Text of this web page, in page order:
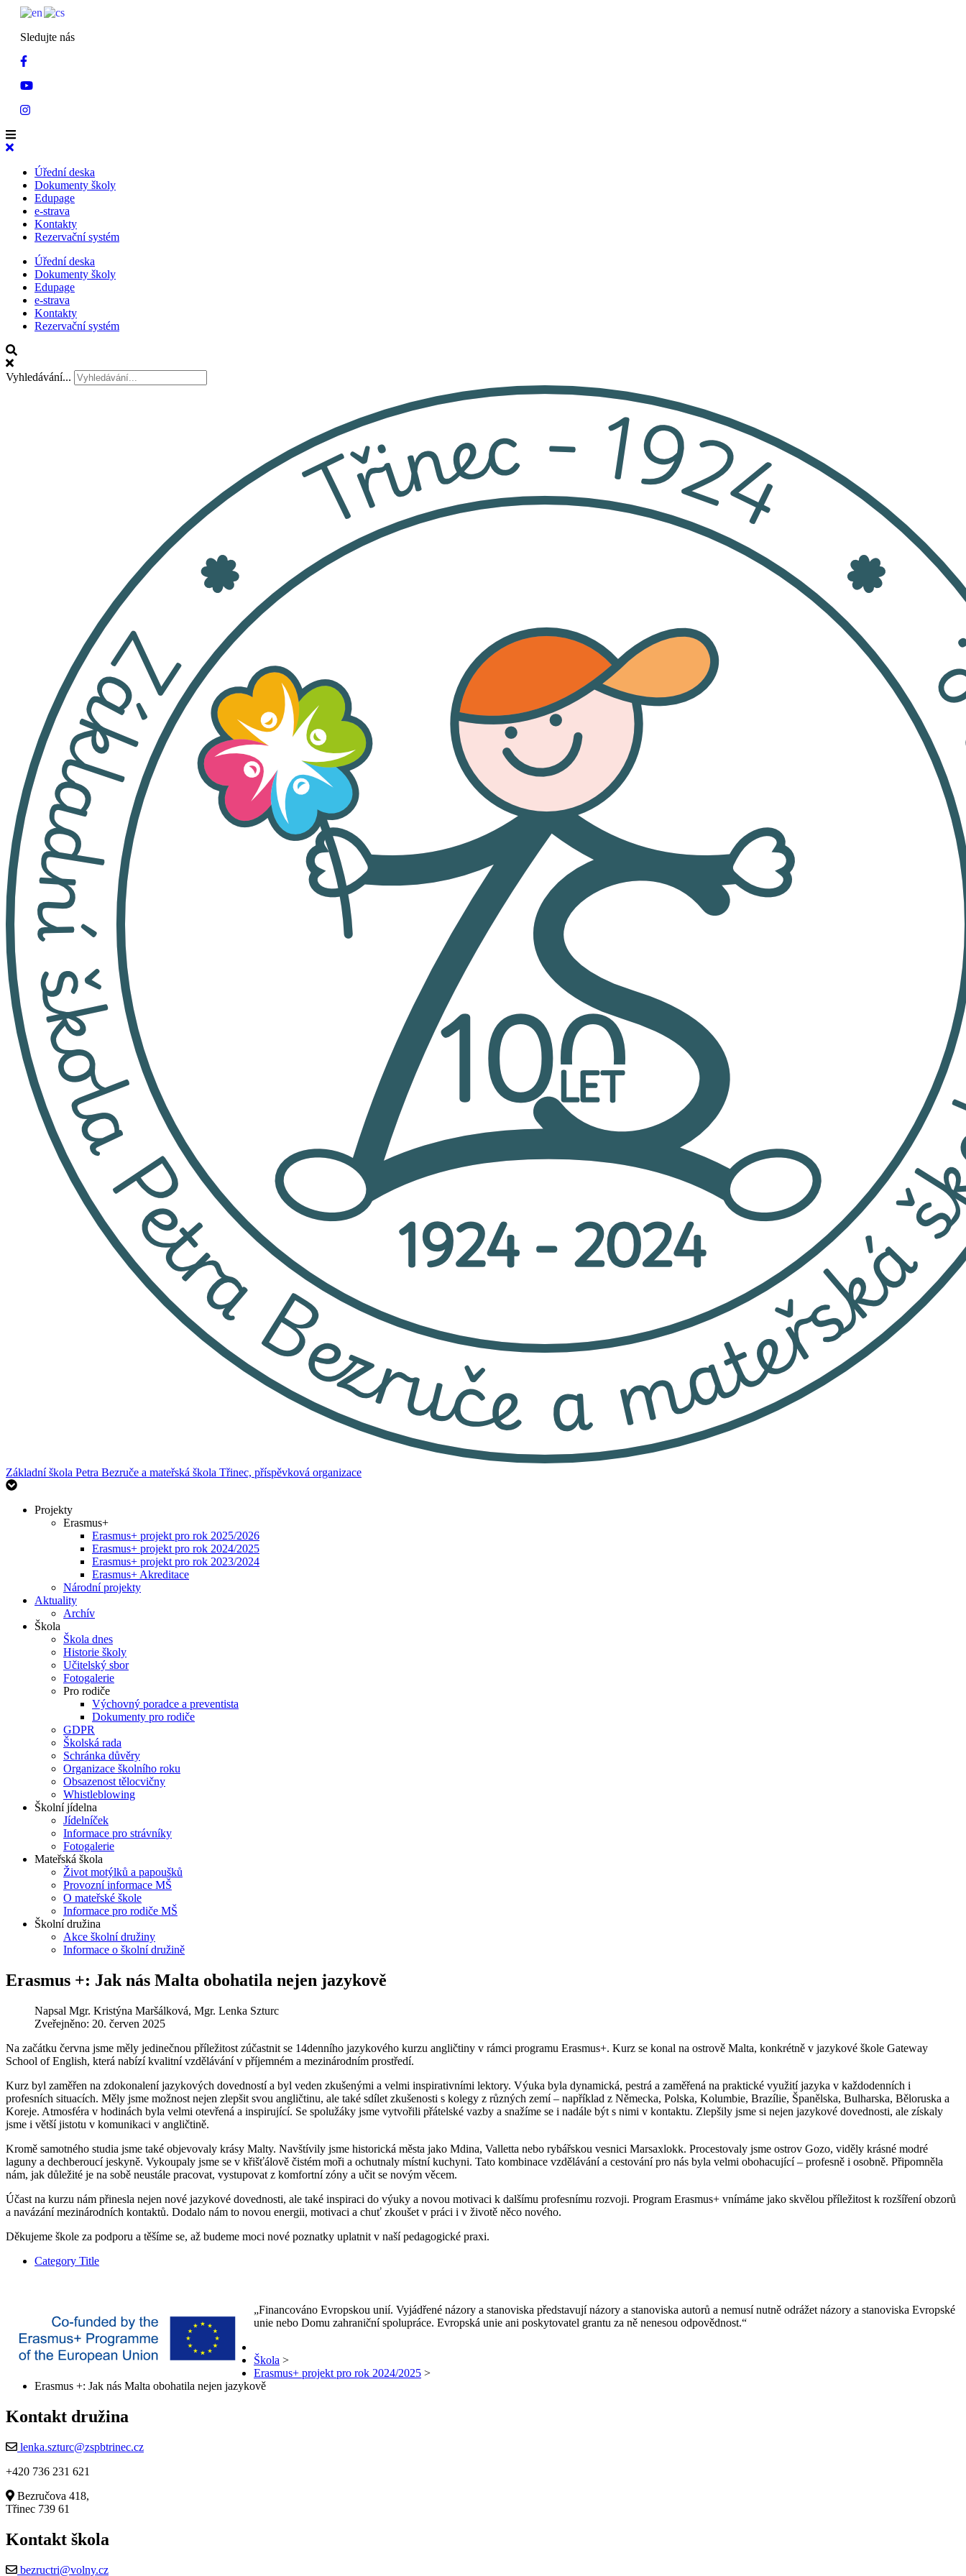
Sledujte nás
Úřední deska
Dokumenty školy
Edupage
e-strava
Kontakty
Rezervační systém
Úřední deska
Dokumenty školy
Edupage
e-strava
Kontakty
Rezervační systém
Vyhledávání...
Základní škola Petra Bezruče a mateřská škola Třinec, příspěvková organizace
Projekty
Erasmus+
Erasmus+ projekt pro rok 2025/2026
Erasmus+ projekt pro rok 2024/2025
Erasmus+ projekt pro rok 2023/2024
Erasmus+ Akreditace
Národní projekty
Aktuality
Archív
Škola
Škola dnes
Historie školy
Učitelský sbor
Fotogalerie
Pro rodiče
Výchovný poradce a preventista
Dokumenty pro rodiče
GDPR
Školská rada
Schránka důvěry
Organizace školního roku
Obsazenost tělocvičny
Whistleblowing
Školní jídelna
Jídelníček
Informace pro strávníky
Fotogalerie
Mateřská škola
Život motýlků a papoušků
Provozní informace MŠ
O mateřské škole
Informace pro rodiče MŠ
Školní družina
Akce školní družiny
Informace o školní družině
Erasmus +: Jak nás Malta obohatila nejen jazykově
Napsal Mgr. Kristýna Maršálková, Mgr. Lenka Szturc
Zveřejněno: 20. červen 2025
Na začátku června jsme měly jedinečnou příležitost zúčastnit se 14denního jazykového kurzu angličtiny v rámci programu Erasmus+. Kurz se konal na ostrově Malta, konkrétně v jazykové škole Gateway
School of English, která nabízí kvalitní vzdělávání v příjemném a mezinárodním prostředí.
Kurz byl zaměřen na zdokonalení jazykových dovedností a byl veden zkušenými a velmi inspirativními lektory. Výuka byla dynamická, pestrá a zaměřená na praktické využití jazyka v každodenních i
profesních situacích. Měly jsme možnost nejen zlepšit svou angličtinu, ale také sdílet zkušenosti s kolegy z různých zemí – například z Německa, Polska, Kolumbie, Brazílie, Španělska, Bulharska, Běloruska a
Koreje. Atmosféra v hodinách byla velmi otevřená a inspirující. Se spolužáky jsme vytvořili přátelské vazby a snažíme se i nadále být s nimi v kontaktu. Zlepšily jsme si nejen jazykové dovednosti, ale získaly
jsme i větší jistotu v komunikaci v angličtině.
Kromě samotného studia jsme také objevovaly krásy Malty. Navštívily jsme historická města jako Mdina, Valletta nebo rybářskou vesnici Marsaxlokk. Procestovaly jsme ostrov Gozo, viděly krásné modré
laguny a dechberoucí jeskyně. Vykoupaly jsme se v křišťálově čistém moři a ochutnaly místní kuchyni. Tato kombinace vzdělávání a cestování pro nás byla velmi obohacující – profesně i osobně. Připomněla
nám, jak důležité je na sobě neustále pracovat, vystupovat z komfortní zóny a učit se novým věcem.
Účast na kurzu nám přinesla nejen nové jazykové dovednosti, ale také inspiraci do výuky a novou motivaci k dalšímu profesnímu rozvoji. Program Erasmus+ vnímáme jako skvělou příležitost k rozšíření obzorů
a navázání mezinárodních kontaktů. Dodalo nám to novou energii, motivaci a chuť zkoušet v práci i v životě něco nového.
Děkujeme škole za podporu a těšíme se, až budeme moci nové poznatky uplatnit v naší pedagogické praxi.
Category Title
„Financováno Evropskou unií. Vyjádřené názory a stanoviska představují názory a stanoviska autorů a nemusí nutně odrážet názory a stanoviska Evropské
unie nebo Domu zahraniční spolupráce. Evropská unie ani poskytovatel grantu za ně nenesou odpovědnost.“
Škola >
Erasmus+ projekt pro rok 2024/2025 >
Erasmus +: Jak nás Malta obohatila nejen jazykově
Kontakt družina
lenka.szturc@zspbtrinec.cz
+420 736 231 621
Bezručova 418,
Třinec 739 61
Kontakt škola
bezructri@volny.cz